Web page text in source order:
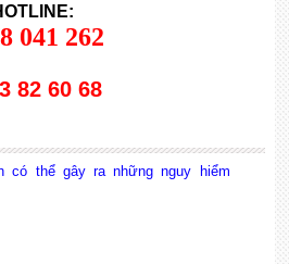
041 262
82 60 68
có thể gây ra những nguy hiểm